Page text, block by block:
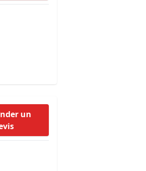
un